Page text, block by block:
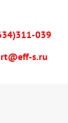
039
s.ru